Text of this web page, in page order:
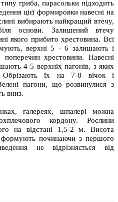
гриба, парасольки підходить
цієї формировки навесні на
вибирають найкращий втечу,
основи. Залишений втечу
якого прибито хрестовина. Всі
верхні 5 - 6 залишають і
поперечин хрестовини. Навесні
4-5 верхніх пагонів, з яких
Обрізають їх на 7-8 вічок і
пагони, що розвинулися з
вниз.
галереях, шпалері можна
кордону. Рослини
на відстані 1,5-2 м. Висота
починаючи з першого
не відрізняється від